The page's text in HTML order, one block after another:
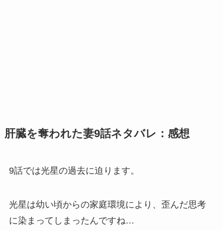
肝臓を奪われた妻9話ネタバレ：感想
9話では光星の過去に迫ります。
光星は幼い頃からの家庭環境により、歪んだ思考
に染まってしまったんですね…